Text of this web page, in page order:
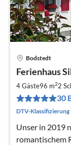
Bodstedt
Ferienhaus
4 Gäste96 m22
30
DTV-Klassifizierung
Unser in 2019
romantischem